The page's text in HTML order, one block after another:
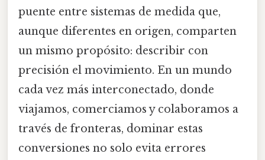
puente entre sistemas de medida que,
aunque diferentes en origen, comparten
un mismo propósito: describir con
precisión el movimiento. En un mundo
cada vez más interconectado, donde
viajamos, comerciamos y colaboramos a
través de fronteras, dominar estas
conversiones no solo evita errores